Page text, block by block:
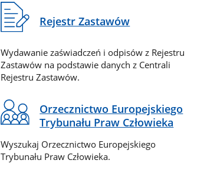
Rejestr Zastawów
Wydawanie zaświadczeń i odpisów z Rejestru
Zastawów na podstawie danych z Centrali
Rejestru Zastawów.
Orzecznictwo Europejskiego
Trybunału Praw Człowieka
Wyszukaj Orzecznictwo Europejskiego
Trybunału Praw Człowieka.